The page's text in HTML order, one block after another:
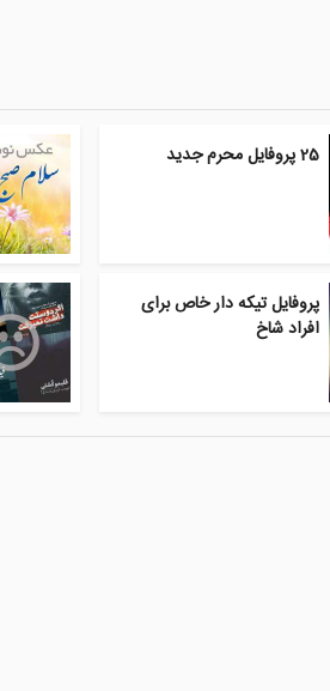
25 پروفایل محرم جدید
پروفایل تیکه دار خاص برای
افراد شاخ